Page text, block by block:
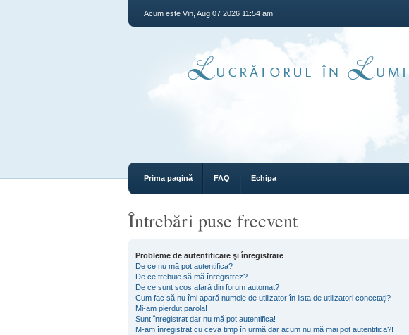
Acum este Vin, Aug 07 2026 11:54 am
Prima pagină FAQ Echipa
Întrebări puse frecvent
Probleme de autentificare şi înregistrare
De ce nu mă pot autentifica?
De ce trebuie să mă înregistrez?
De ce sunt scos afară din forum automat?
Cum fac să nu îmi apară numele de utilizator în lista de utilizatori conectaţi?
Mi-am pierdut parola!
Sunt înregistrat dar nu mă pot autentifica!
M-am înregistrat cu ceva timp în urmă dar acum nu mă mai pot autentifica?!